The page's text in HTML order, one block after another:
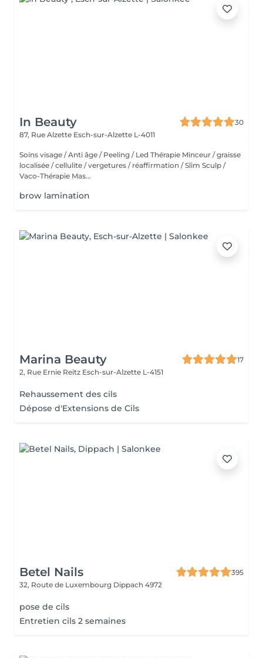
In Beauty
30
87, Rue Alzette Esch-sur-Alzette L-4011
Soins visage / Anti âge / Peeling / Led Thérapie Minceur / graisse
localisée / cellulite / vergetures / réaffirmation / Slim Sculp /
Vaco-Thérapie Mas...
brow lamination
Marina Beauty
17
2, Rue Ernie Reitz Esch-sur-Alzette L-4151
Rehaussement des cils
Dépose d'Extensions de Cils
Betel Nails
395
32, Route de Luxembourg Dippach 4972
pose de cils
Entretien cils 2 semaines